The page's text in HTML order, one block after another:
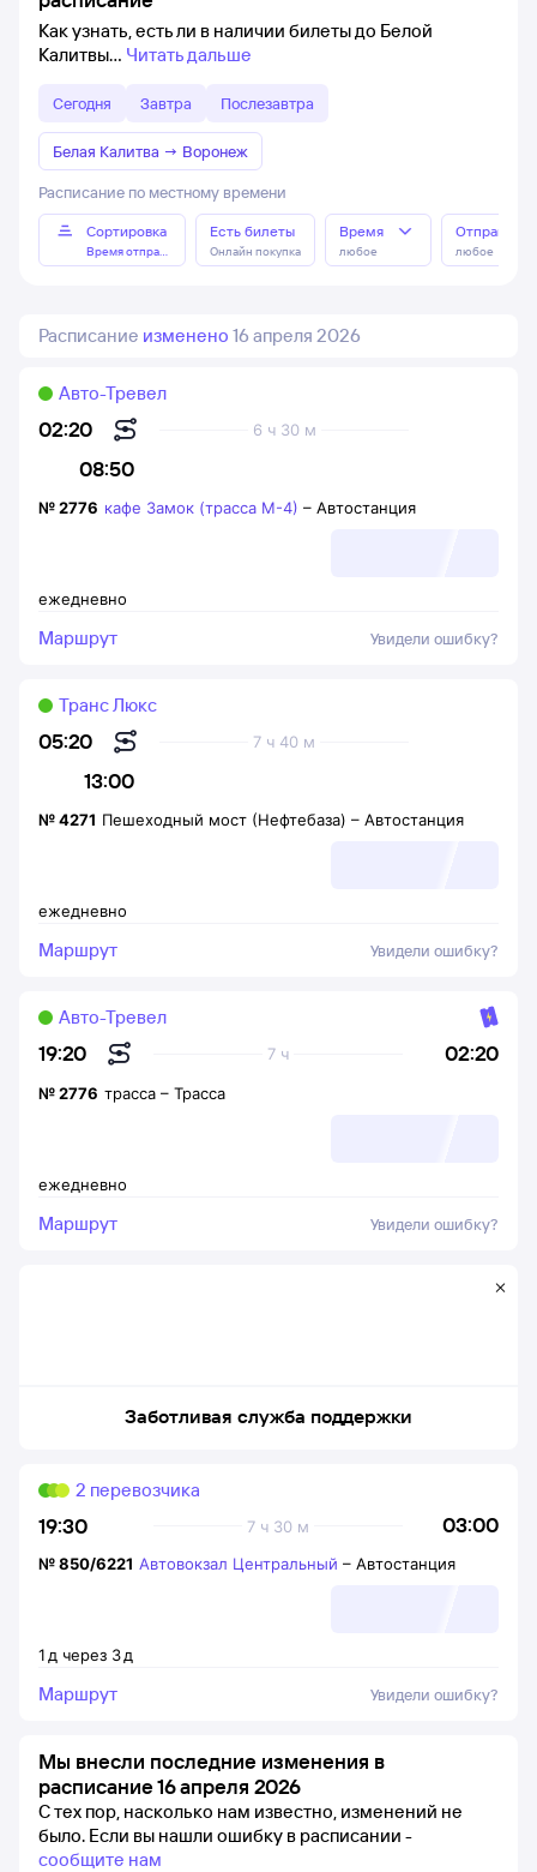
Как узнать, есть ли в наличии билеты до Белой
Калитвы
Читать дальше
Сегодня Завтра Послезавтра
Белая Калитва → Воронеж
Расписание по местному времени
Сортировка
Время отправления
Есть билеты
Онлайн покупка
Время
любое любое
Расписание изменено 16 апреля 2026
02:20
08:50
6 ч 30 м
Авто-Тревел
ежедневно
№2776 кафе Замок (трасса М-4) – Автостанция
Маршрут Увидели ошибку?
05:20
13:00
7 ч 40 м
Транс Люкс
ежедневно
№4271 Пешеходный мост (Нефтебаза) – Автостанция
Маршрут Увидели ошибку?
19:20 02:20
7 ч
Авто-Тревел
ежедневно
№2776 трасса – Трасса
Маршрут Увидели ошибку?
Заботливая служба поддержки
19:30 03:00
7 ч 30 м
2 перевозчика
1 д через 3д
№850/6221 Автовокзал Центральный – Автостанция
Маршрут Увидели ошибку?
Мы внесли последние изменения в
расписание 16 апреля 2026
С тех пор, насколько нам известно, изменений не
было. Если вы нашли ошибку в расписании -
сообщите нам